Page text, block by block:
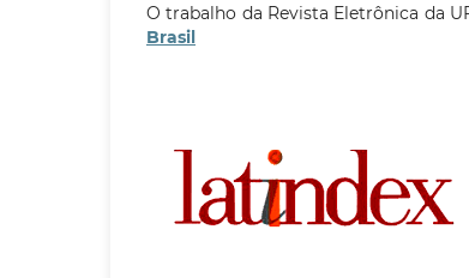
O trabalho da Revista Eletrônica da
Brasil